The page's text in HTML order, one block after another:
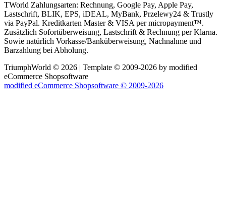
TWorld Zahlungsarten: Rechnung, Google Pay, Apple Pay,
Lastschrift, BLIK, EPS, iDEAL, MyBank, Przelewy24 & Trustly
via PayPal. Kreditkarten Master & VISA per micropayment™.
Zusätzlich Sofortüberweisung, Lastschrift & Rechnung per Klarna.
Sowie natürlich Vorkasse/Banküberweisung, Nachnahme und
Barzahlung bei Abholung.
TriumphWorld © 2026 | Template © 2009-2026 by modified
eCommerce Shopsoftware
modified eCommerce Shopsoftware © 2009-2026